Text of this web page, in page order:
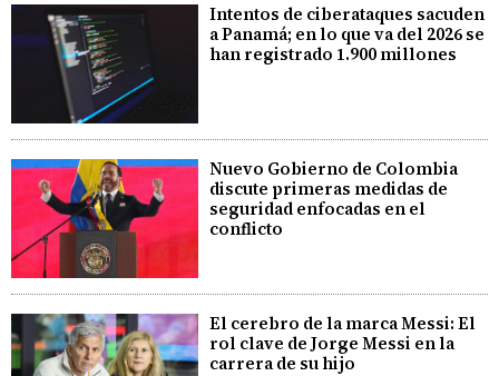
Intentos de ciberataques sacuden
a Panamá; en lo que va del 2026 se
han registrado 1.900 millones
Nuevo Gobierno de Colombia
discute primeras medidas de
seguridad enfocadas en el
conflicto
El cerebro de la marca Messi: El
rol clave de Jorge Messi en la
carrera de su hijo